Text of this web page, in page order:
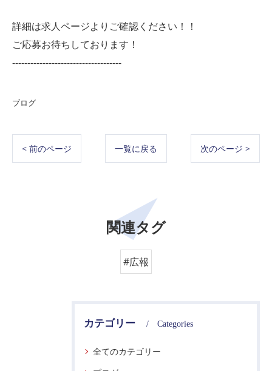
詳細は求人ページよりご確認ください！！
ご応募お待ちしております！
------------------------------------
ブログ
< 前のページ 一覧に戻る 次のページ >
関連タグ
#広報
カテゴリー Categories
全てのカテゴリー